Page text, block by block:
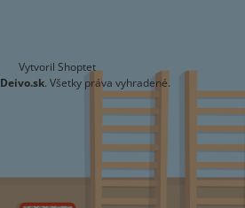
Vytvoril Shoptet
Deivo.sk. Všetky práva vyhradené.